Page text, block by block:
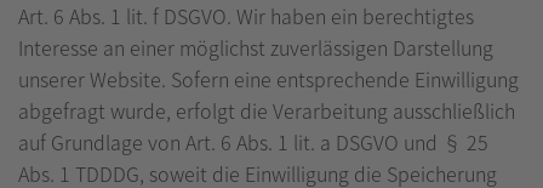
Art. 6 Abs. 1 lit. f DSGVO. Wir haben ein berechtigtes
Interesse an einer möglichst zuverlässigen Darstellung
unserer Website. Sofern eine entsprechende Einwilligung
abgefragt wurde, erfolgt die Verarbeitung ausschließlich
auf Grundlage von Art. 6 Abs. 1 lit. a DSGVO und § 25
Abs. 1 TDDDG, soweit die Einwilligung die Speicherung